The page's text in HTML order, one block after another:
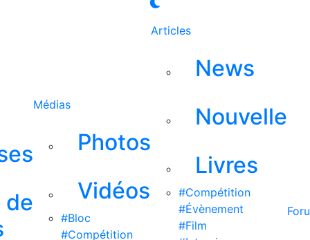
de
Médias
Photos
Vidéos
#Bloc
#Compétition
Articles
News
Nouvelle
Livres
#Compétition
#Évènement
#Film